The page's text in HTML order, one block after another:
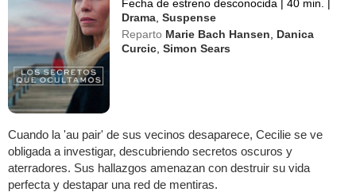
Fecha de estreno desconocida | 40 min. |
Drama ,Suspense
Reparto Marie Bach Hansen
Danica
Curcic ,Simon Sears
Cuando la 'au pair' de sus vecinos desaparece, Cecilie se ve
obligada a investigar, descubriendo secretos oscuros y
aterradores. Sus hallazgos amenazan con destruir su vida
perfecta y destapar una red de mentiras.